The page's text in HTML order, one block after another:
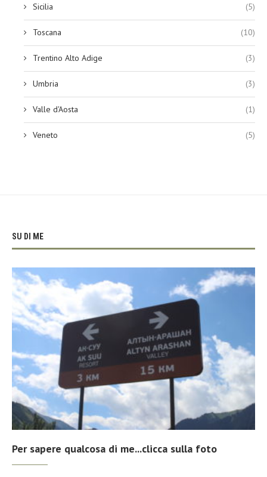
Sicilia (5)
Toscana (10)
Trentino Alto Adige (3)
Umbria (3)
Valle d'Aosta (1)
Veneto (5)
SU DI ME
Per sapere qualcosa di me...clicca sulla foto